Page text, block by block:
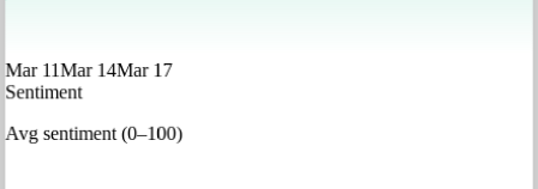
Mar 11Mar 14Mar 17
Sentiment
Avg sentiment (0–100)